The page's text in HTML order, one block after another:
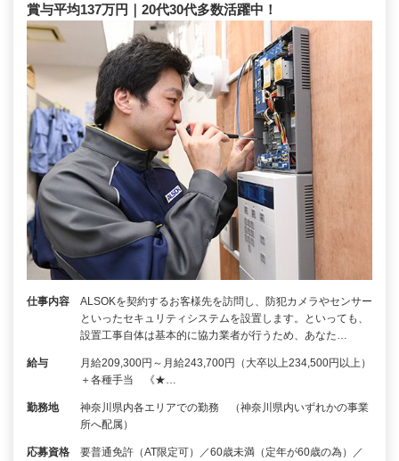
賞与平均137万円｜20代30代多数活躍中！
仕事内容
ALSOKを契約するお客様先を訪問し、防犯カメラやセンサー
といったセキュリティシステムを設置します。といっても、
設置工事自体は基本的に協力業者が行うため、あなた…
給与
月給209,300円～月給243,700円（大卒以上234,500円以上）
＋各種手当 《★…
勤務地
神奈川県内各エリアでの勤務 （神奈川県内いずれかの事業
所へ配属）
応募資格
要普通免許（AT限定可）／60歳未満（定年が60歳の為）／